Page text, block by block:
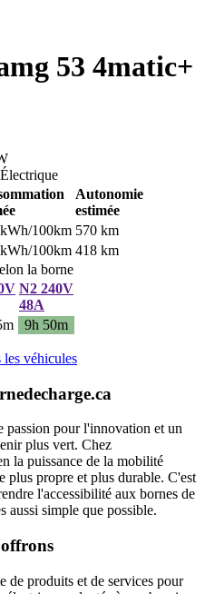
53 4matic+
Autonomie
estimée
100km 570 km
100km 418 km
la borne
N2 240V
48A
9h 50m
véhicules
passion pour l'innovation et un
plus vert. Chez
la puissance de la mobilité
plus propre et plus durable. C'est
l'accessibilité aux bornes de
aussi simple que possible.
offrons
de produits et de services pour